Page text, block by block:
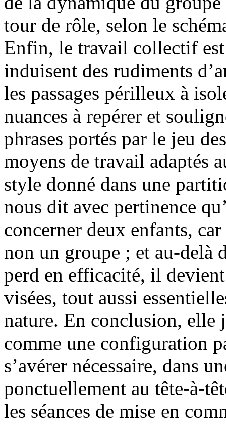
tour de rôle, selon le
Enfin, le travail collectif est
induisent des rudiments
les passages périlleux à
nuances à repérer et
phrases portés par le jeu
moyens de travail adaptés
style donné dans une
nous dit avec pertinence
concerner deux enfants,
non un groupe ; et au-delà
perd en efficacité, il
visées, tout aussi
nature. En conclusion, elle
comme une configuration
s’avérer nécessaire, dans
ponctuellement au tête-à-
les séances de mise en